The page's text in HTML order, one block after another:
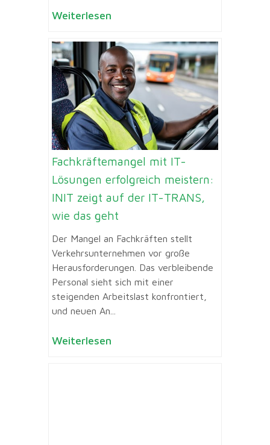
Weiterlesen
Fachkräftemangel mit IT-
Lösungen erfolgreich meistern:
INIT zeigt auf der IT-TRANS,
wie das geht
Der Mangel an Fachkräften stellt
Verkehrsunternehmen vor große
Herausforderungen. Das verbleibende
Personal sieht sich mit einer
steigenden Arbeitslast konfrontiert,
und neuen An...
Weiterlesen